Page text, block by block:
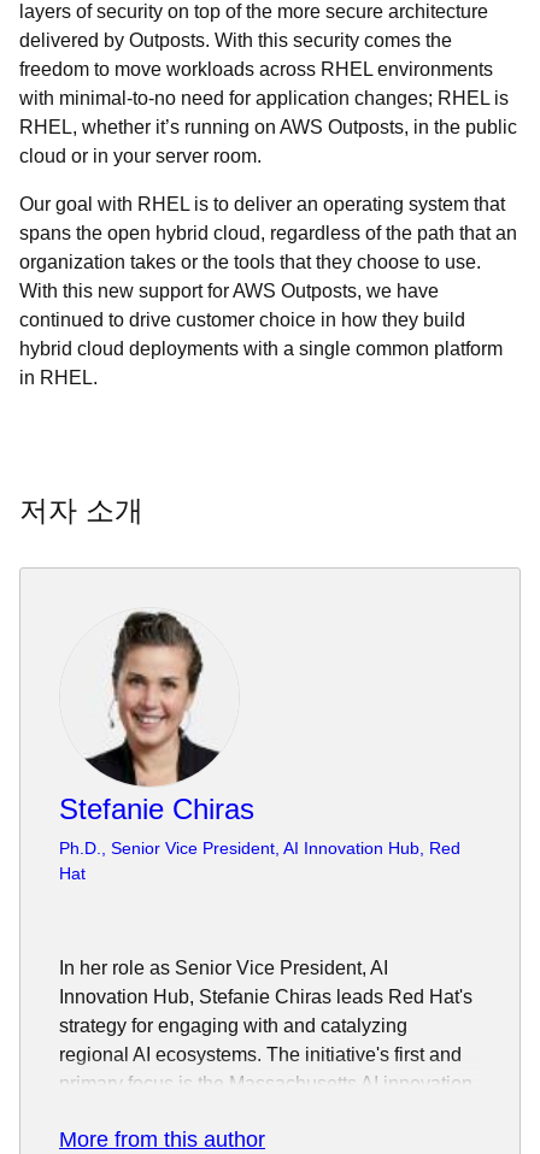
layers of security on top of the more secure architecture
delivered by Outposts. With this security comes the
freedom to move workloads across RHEL environments
with minimal-to-no need for application changes; RHEL is
RHEL, whether it’s running on AWS Outposts, in the public
cloud or in your server room.
Our goal with RHEL is to deliver an operating system that
spans the open hybrid cloud, regardless of the path that an
organization takes or the tools that they choose to use.
With this new support for AWS Outposts, we have
continued to drive customer choice in how they build
hybrid cloud deployments with a single common platform
in RHEL.
저자 소개
Stefanie Chiras
Ph.D., Senior Vice President, AI Innovation Hub, Red
Hat
In her role as Senior Vice President, AI
Innovation Hub, Stefanie Chiras leads Red Hat's
strategy for engaging with and catalyzing
regional AI ecosystems. The initiative's first and
primary focus is the Massachusetts AI innovation
lead Red Hat's contribution to creating The Open
More from this author